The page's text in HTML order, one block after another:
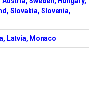
Slovakia, Slovenia,
Latvia, Monaco